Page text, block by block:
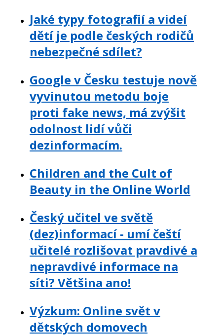
Jaké typy fotografií a videí
dětí je podle českých rodičů
nebezpečné sdílet?
Google v Česku testuje nově
vyvinutou metodu boje
proti fake news, má zvýšit
odolnost lidí vůči
dezinformacím.
Children and the Cult of
Beauty in the Online World
Český učitel ve světě
(dez)informací - umí čeští
učitelé rozlišovat pravdivé a
nepravdivé informace na
síti? Většina ano!
Výzkum: Online svět v
dětských domovech